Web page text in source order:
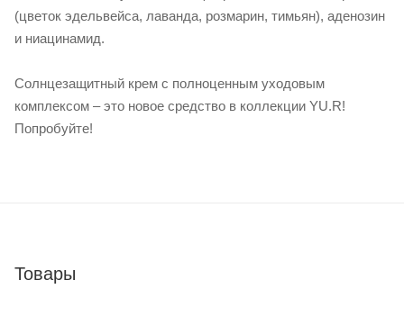
(цветок эдельвейса, лаванда, розмарин, тимьян), аденозин
и ниацинамид.
Солнцезащитный крем с полноценным уходовым
комплексом – это новое средство в коллекции YU.R!
Попробуйте!
Товары